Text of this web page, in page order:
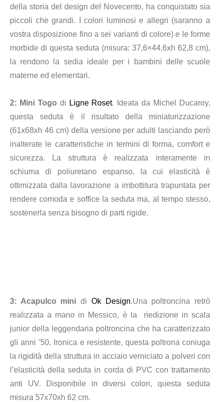
della storia del design del Novecento, ha conquistato sia
piccoli che grandi. I colori luminosi e allegri (saranno a
vostra disposizione fino a sei varianti di colore) e le forme
morbide di questa seduta (misura: 37,6×44,6xh 62,8 cm),
la rendono la sedia ideale per i bambini delle scuole
materne ed elementari.
2: Mini Togo di Ligne Roset. Ideata da Michel Ducaroy,
questa seduta è il risultato della miniaturizzazione
(61x68xh 46 cm) della versione per adulti lasciando però
inalterate le caratteristiche in termini di forma, comfort e
sicurezza. La struttura è realizzata interamente in
schiuma di poliuretano espanso, la cui elasticità è
ottimizzata dalla lavorazione a imbottitura trapuntata per
rendere comoda e soffice la seduta ma, al tempo stesso,
sostenerla senza bisogno di parti rigide.
3: Acapulco mini di Ok Design.Una poltroncina retrò
realizzata a mano in Messico, è la riedizione in scala
junior della leggendaria poltroncina che ha caratterizzato
gli anni ’50. Ironica e resistente, questa poltrona coniuga
la rigidità della struttura in acciaio verniciato a polveri con
l’elasticità della seduta in corda di PVC con trattamento
anti UV. Disponibile in diversi colori, questa seduta
misura 57x70xh 62 cm.